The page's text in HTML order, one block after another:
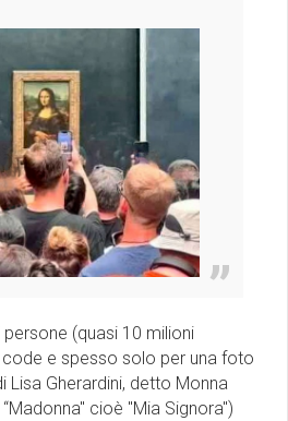
(quasi 10 milioni
code e spesso solo per una foto
Gherardini, detto Monna
cioè ''Mia Signora'')